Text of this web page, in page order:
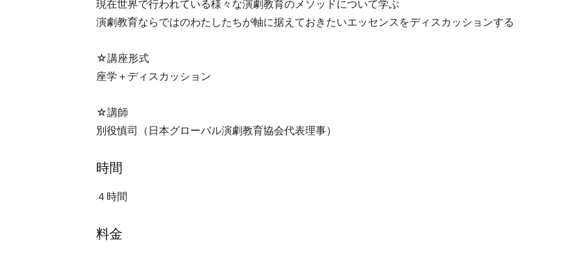
現在世界で行われている様々な演劇教育のメソッドについて学ぶ
演劇教育ならではのわたしたちが軸に据えておきたいエッセンスをディスカッションする
☆講座形式
座学＋ディスカッション
☆講師
別役慎司（日本グローバル演劇教育協会代表理事）
時間
４時間
料金